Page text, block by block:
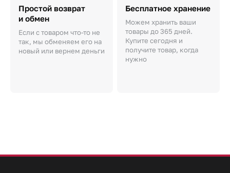
Простой возврат
и обмен
Если с товаром что-то не
так, мы обменяем его на
новый или вернем деньги
Бесплатное хранение
Можем хранить ваши
товары до 365 дней.
Купите сегодня и
получите товар, когда
нужно